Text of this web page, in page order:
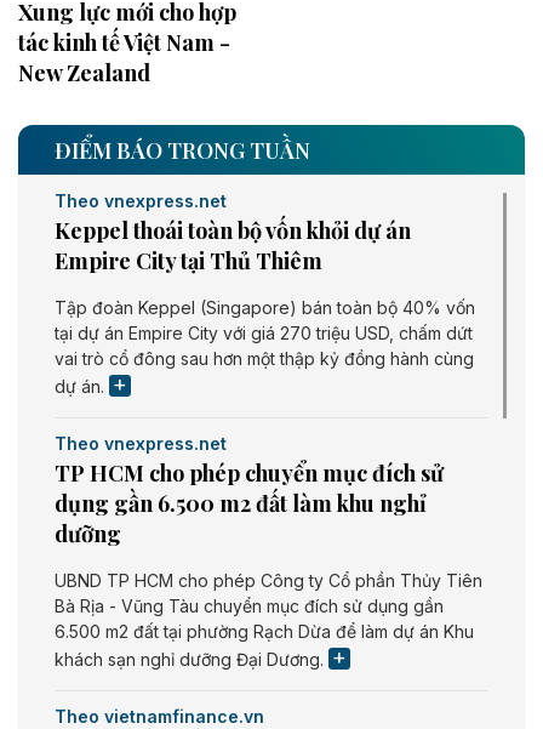
Xung lực mới cho hợp
tác kinh tế Việt Nam -
New Zealand
ĐIỂM BÁO TRONG TUẦN
Theo vnexpress.net
Keppel thoái toàn bộ vốn khỏi dự án
Empire City tại Thủ Thiêm
Tập đoàn Keppel (Singapore) bán toàn bộ 40% vốn
tại dự án Empire City với giá 270 triệu USD, chấm dứt
vai trò cổ đông sau hơn một thập kỷ đồng hành cùng
dự án.
Theo vnexpress.net
TP HCM cho phép chuyển mục đích sử
dụng gần 6.500 m2 đất làm khu nghỉ
dưỡng
UBND TP HCM cho phép Công ty Cổ phần Thủy Tiên
Bà Rịa - Vũng Tàu chuyển mục đích sử dụng gần
6.500 m2 đất tại phường Rạch Dừa để làm dự án Khu
khách sạn nghỉ dưỡng Đại Dương.
Theo vietnamfinance.vn